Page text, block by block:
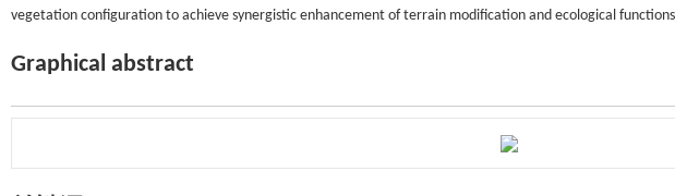
vegetation configuration to achieve synergistic enhancement of terrain modification and ecological
Graphical abstract